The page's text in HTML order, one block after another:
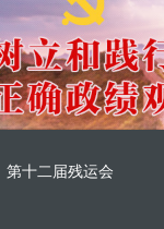
第十二届残运会